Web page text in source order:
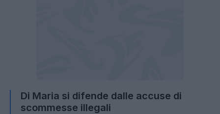
Di Maria si difende dalle accuse di
scommesse illegali